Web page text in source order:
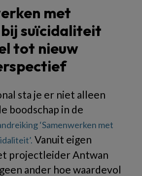
met
suïcidaliteit
tot nieuw
sta je er niet alleen
boodschap in de
‘Samenwerken met
Vanuit eigen
projectleider Antwan
ander hoe waardevol